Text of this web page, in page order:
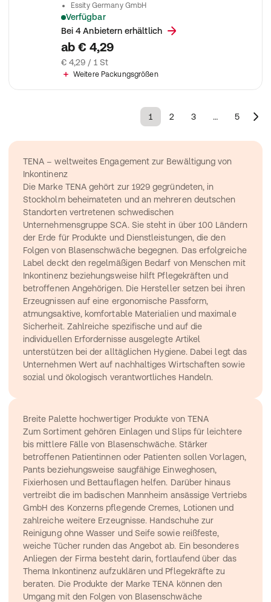
Essity Germany GmbH
Verfügbar
Einweg-Waschhaube mit sanftem Shampoo und Spülung
Bei 4 Anbietern erhältlich
ab € 4,29
€ 4,29 / 1 St
Weitere Packungsgrößen
1 2 3 … 5
TENA – weltweites Engagement zur Bewältigung von
Inkontinenz
Die Marke TENA gehört zur 1929 gegründeten, in
Stockholm beheimateten und an mehreren deutschen
Standorten vertretenen schwedischen
Unternehmensgruppe SCA. Sie steht in über 100 Ländern
der Erde für Produkte und Dienstleistungen, die den
Folgen von Blasenschwäche begegnen. Das erfolgreiche
Label deckt den regelmäßigen Bedarf von Menschen mit
Inkontinenz beziehungsweise hilft Pflegekräften und
betroffenen Angehörigen. Die Hersteller setzen bei ihren
Erzeugnissen auf eine ergonomische Passform,
atmungsaktive, komfortable Materialien und maximale
Sicherheit. Zahlreiche spezifische und auf die
individuellen Erfordernisse ausgelegte Artikel
unterstützen bei der alltäglichen Hygiene. Dabei legt das
Unternehmen Wert auf nachhaltiges Wirtschaften sowie
sozial und ökologisch verantwortliches Handeln.
Breite Palette hochwertiger Produkte von TENA
Zum Sortiment gehören Einlagen und Slips für leichtere
bis mittlere Fälle von Blasenschwäche. Stärker
betroffenen Patientinnen oder Patienten sollen Vorlagen,
Pants beziehungsweise saugfähige Einweghosen,
Fixierhosen und Bettauflagen helfen. Darüber hinaus
vertreibt die im badischen Mannheim ansässige Vertriebs
GmbH des Konzerns pflegende Cremes, Lotionen und
zahlreiche weitere Erzeugnisse. Handschuhe zur
Reinigung ohne Wasser und Seife sowie reißfeste,
weiche Tücher runden das Angebot ab. Ein besonderes
Anliegen der Firma besteht darin, fortlaufend über das
Thema Inkontinenz aufzuklären und Pflegekräfte zu
beraten. Die Produkte der Marke TENA können den
Umgang mit den Folgen von Blasenschwäche